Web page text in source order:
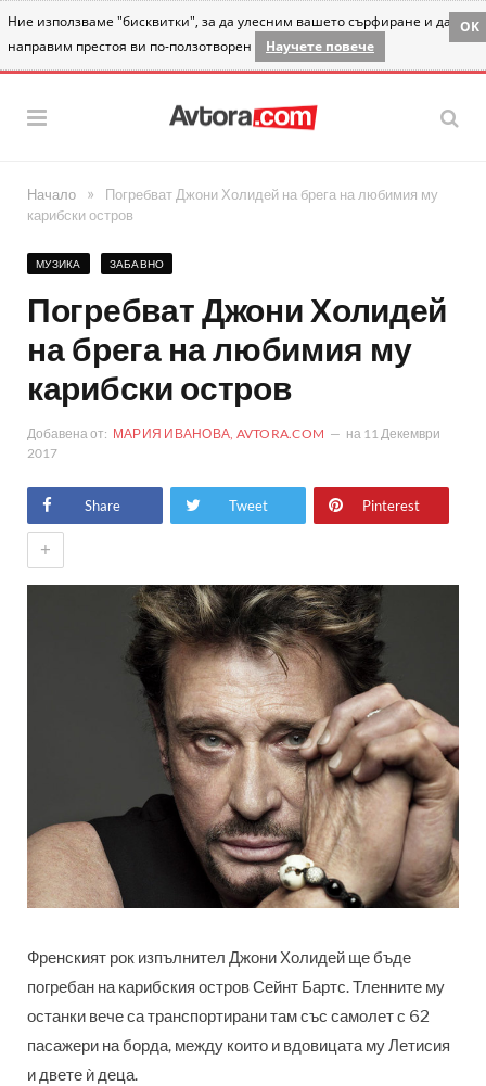
Ние използваме "бисквитки", за да улесним вашето сърфиране и да
направим престоя ви по-ползотворен
Научете повече
OK
Начало »
Погребват Джони Холидей на брега на любимия му
карибски остров
МУЗИКА ЗАБАВНО
Погребват Джони Холидей
на брега на любимия му
карибски остров
Добавена от: МАРИЯ ИВАНОВА, AVTORA.COM на 11 Декември
2017
Share Tweet Pinterest
+
Френският рок изпълнител Джони Холидей ще бъде
погребан на карибския остров Сейнт Бартс. Тленните му
останки вече са транспортирани там със самолет с 62
пасажери на борда, между които и вдовицата му Летисия
и двете ѝ деца.